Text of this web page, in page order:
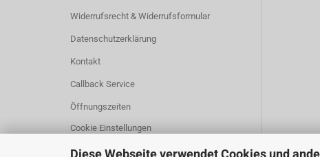
Diese Webseite verwendet Cookies und
Widerrufsrecht & Widerrufsformular
Datenschutzerklärung
Kontakt
Callback Service
Öffnungszeiten
Cookie Einstellungen